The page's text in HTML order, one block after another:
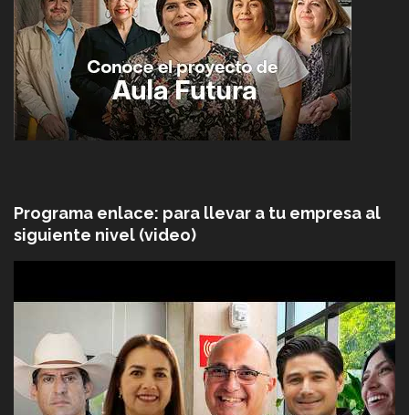
Programa enlace: para llevar a tu empresa al
siguiente nivel (video)